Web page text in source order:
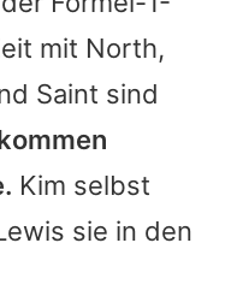
mit North,
Saint sind
Kim selbst
sie in den